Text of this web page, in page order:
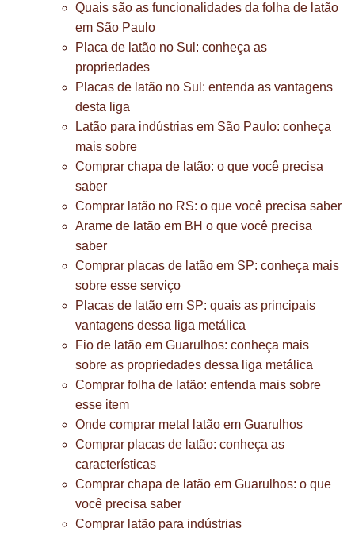
Quais são as funcionalidades da folha de latão
em São Paulo
Placa de latão no Sul: conheça as
propriedades
Placas de latão no Sul: entenda as vantagens
desta liga
Latão para indústrias em São Paulo: conheça
mais sobre
Comprar chapa de latão: o que você precisa
saber
Comprar latão no RS: o que você precisa saber
Arame de latão em BH o que você precisa
saber
Comprar placas de latão em SP: conheça mais
sobre esse serviço
Placas de latão em SP: quais as principais
vantagens dessa liga metálica
Fio de latão em Guarulhos: conheça mais
sobre as propriedades dessa liga metálica
Comprar folha de latão: entenda mais sobre
esse item
Onde comprar metal latão em Guarulhos
Comprar placas de latão: conheça as
características
Comprar chapa de latão em Guarulhos: o que
você precisa saber
Comprar latão para indústrias